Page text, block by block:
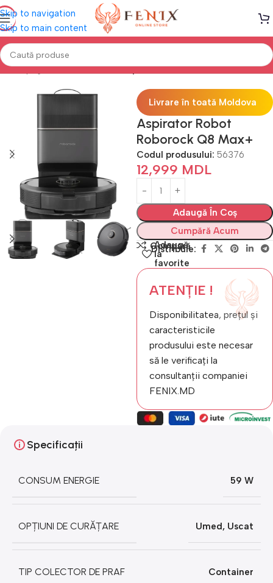
Skip to navigation
Skip to main content
Prima pagină Electrocasnice Aspiratoare
Livrare în toată Moldova
Aspirator Robot
Roborock Q8 Max+
Codul produsului: 56376
12,999 MDL
Adaugă În Coș
Cumpără Acum
Compară
Adaugă
la
favorite
Distribuie:
ATENȚIE !
Disponibilitatea, prețul și
caracteristicile
produsului este necesar
să le verificați la
consultanții companiei
FENIX.MD
Specificații
CONSUM ENERGIE 59 W
OPȚIUNI DE CURĂȚARE Umed, Uscat
TIP COLECTOR DE PRAF Container